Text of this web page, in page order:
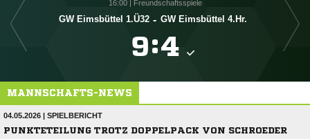
16:00 | Freundschaftsspiele
GW Eimsbüttel 1.Ü32 - GW Eimsbüttel 4.Hr.
:
MANNSCHAFTS-NEWS
04.05.2026 | SPIELBERICHT
PUNKTETEILUNG TROTZ DOPPELPACK VON SCHROEDER